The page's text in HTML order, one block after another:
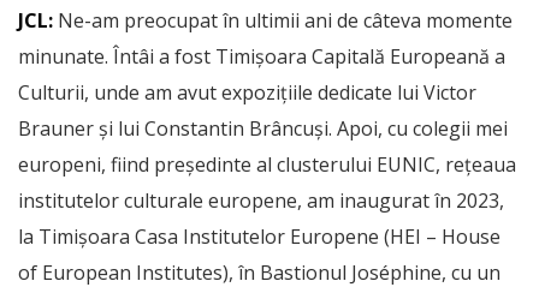
JCL: Ne-am preocupat în ultimii ani de câteva momente
minunate. Întâi a fost Timișoara Capitală Europeană a
Culturii, unde am avut expozițiile dedicate lui Victor
Brauner și lui Constantin Brâncuși. Apoi, cu colegii mei
europeni, fiind președinte al clusterului EUNIC, rețeaua
institutelor culturale europene, am inaugurat în 2023,
la Timișoara Casa Institutelor Europene (HEI – House
of European Institutes), în Bastionul Joséphine, cu un